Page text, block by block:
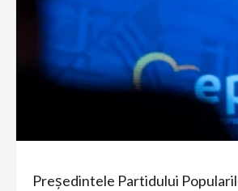
Președintele Partidului